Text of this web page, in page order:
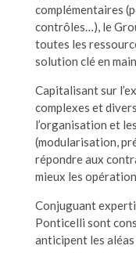
complémentaires
contrôles…), le
toutes les
solution clé en
Capitalisant sur
complexes et
l’organisation et
(modularisation,
répondre aux
mieux les
Conjuguant
Ponticelli sont
anticipent les